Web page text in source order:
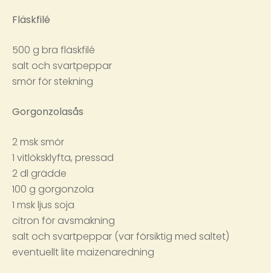
Fläskfilé
500 g bra fläskfilé
salt och svartpeppar
smör för stekning
Gorgonzolasås
2 msk smör
1 vitlöksklyfta, pressad
2 dl grädde
100 g gorgonzola
1 msk ljus soja
citron för avsmakning
salt och svartpeppar (var försiktig med saltet)
eventuellt lite maizenaredning